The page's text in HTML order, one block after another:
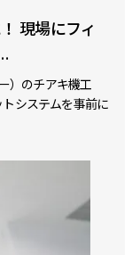
現場にフィ
）のチアキ機工
トシステムを事前に